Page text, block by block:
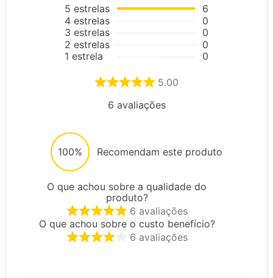
5 estrelas
4 estrelas
3 estrelas
2 estrelas
1 estrela
6
0
0
0
0
5.00
6 avaliações
100% Recomendam este produto
O que achou sobre a qualidade do
produto?
6 avaliações
O que achou sobre o custo benefício?
6 avaliações